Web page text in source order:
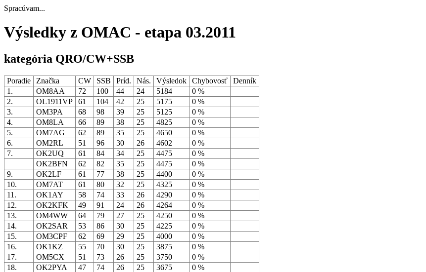
Spracúvam...
Výsledky z OMAC - etapa 03.2011
kategória QRO/CW+SSB
Poradie Značka CW SSB Príd. Nás. Výsledok Chybovosť
Denník
1.
OM8AA 72 100 44 24 5184
0 %
2.
OL1911VP 61 104 42 25 5175
0 %
3.
OM3PA 68 98 39 25 5125
0 %
4.
OM8LA 66 89 38 25 4825
0 %
5.
OM7AG 62 89 35 25 4650
0 %
6.
OM2RL 51 96 30 26 4602
0 %
7.
OK2UQ 61 84 34 25 4475
0 %
OK2BFN
62 82 35 25 4475
0 %
9.
OK2LF 61 77 38 25 4400
0 %
10.
OM7AT 61 80 32 25 4325
0 %
11.
OK1AY 58 74 33 26 4290
0 %
12.
OK2KFK 49 91 24 26 4264
0 %
13.
OM4WW 64 79 27 25 4250
0 %
14.
OK2SAR 53 86 30 25 4225
0 %
15.
OM3CPF 62 69 29 25 4000
0 %
16.
OK1KZ 55 70 30 25 3875
0 %
17.
OM5CX 51 73 26 25 3750
0 %
18.
OK2PYA 47 74 26 25 3675
0 %